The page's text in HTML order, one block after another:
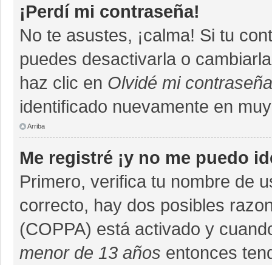
¡Perdí mi contraseña!
No te asustes, ¡calma! Si tu
puedes desactivarla o
haz clic en Olvidé mi contraseña
identificado nuevamente en
Arriba
Me registré ¡y no me puedo
Primero, verifica tu nombre de
correcto, hay dos posibles
(COPPA) está activado y
menor de 13 años entonces